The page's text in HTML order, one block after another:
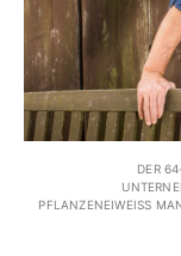
DER
PFLANZENEIWEISS